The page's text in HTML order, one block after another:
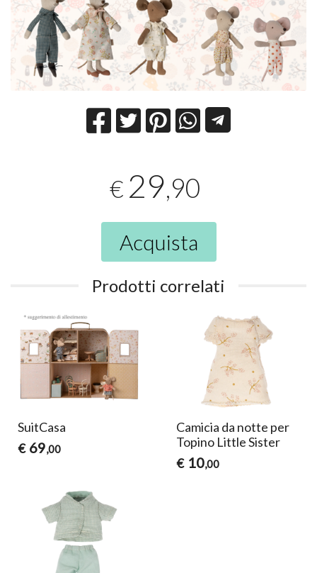
€ 29,90
Acquista
Prodotti correlati
SuitCasa
€ 69,00
Camicia da notte per
Topino Little Sister
€ 10,00